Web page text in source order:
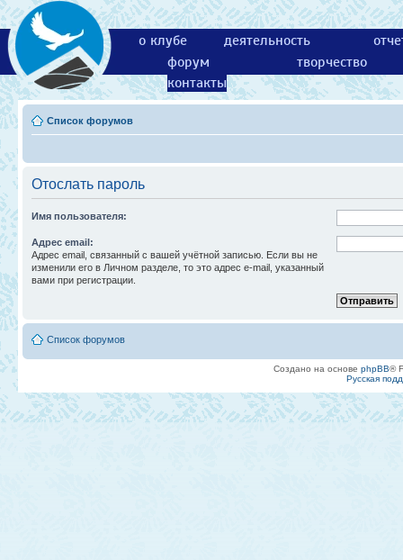
о клубе деятельность
форум
творчество
контакты
Список форумов
Отослать пароль
Имя пользователя:
Адрес email:
Адрес email, связанный с вашей учётной записью. Если вы не
изменили его в Личном разделе, то это адрес e-mail, указанный
вами при регистрации.
Список форумов
Создано на основе phpBB®
Русская